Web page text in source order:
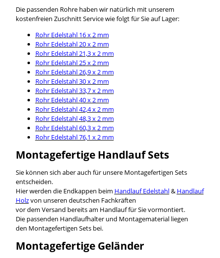
Die passenden Rohre haben wir natürlich mit unserem
kostenfreien Zuschnitt Service wie folgt für Sie auf Lager:
Rohr Edelstahl 16 x 2 mm
Rohr Edelstahl 20 x 2 mm
Rohr Edelstahl 21,3 x 2 mm
Rohr Edelstahl 25 x 2 mm
Rohr Edelstahl 26,9 x 2 mm
Rohr Edelstahl 30 x 2 mm
Rohr Edelstahl 33,7 x 2 mm
Rohr Edelstahl 40 x 2 mm
Rohr Edelstahl 42,4 x 2 mm
Rohr Edelstahl 48,3 x 2 mm
Rohr Edelstahl 60,3 x 2 mm
Rohr Edelstahl 76,1 x 2 mm
Montagefertige Handlauf Sets
Sie können sich aber auch für unsere Montagefertigen Sets
entscheiden.
Hier werden die Endkappen beim Handlauf Edelstahl& Handlauf
Holzvon unseren deutschen Fachkräften
vor dem Versand bereits am Handlauf für Sie vormontiert.
Die passenden Handlaufhalter und Montagematerial liegen
den Montagefertigen Sets bei.
Montagefertige Geländer